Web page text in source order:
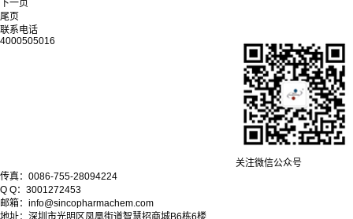
下一页
尾页
联系电话
4000505016
关注微信公众号
传真：0086-755-28094224
Q Q：3001272453
邮箱：info@sincopharmachem.com